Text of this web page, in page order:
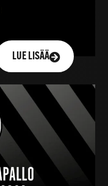
LUE LISÄÄ